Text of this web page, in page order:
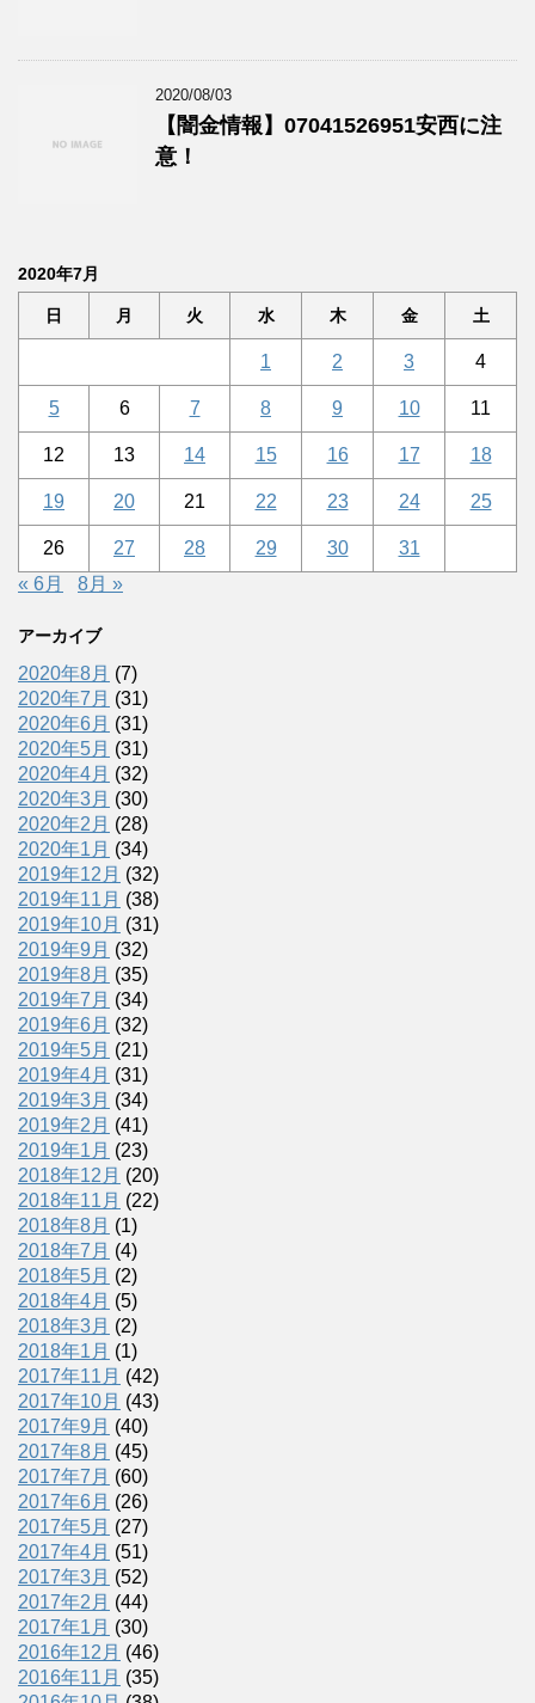
2020/08/03
【闇金情報】07041526951安西に注
意！
2020年7月
日 月 火 水 木 金 土
1 2 3 4
5 6 7 8 9 10 11
12 13 14 15 16 17 18
19 20 21 22 23 24 25
26 27 28 29 30
31
« 6月
8月 »
アーカイブ
2020年8月 (7)
2020年7月 (31)
2020年6月 (31)
2020年5月 (31)
2020年4月 (32)
2020年3月 (30)
2020年2月 (28)
2020年1月 (34)
2019年12月 (32)
2019年11月 (38)
2019年10月 (31)
2019年9月 (32)
2019年8月 (35)
2019年7月 (34)
2019年6月 (32)
2019年5月 (21)
2019年4月 (31)
2019年3月 (34)
2019年2月 (41)
2019年1月 (23)
2018年12月 (20)
2018年11月 (22)
2018年8月 (1)
2018年7月 (4)
2018年5月 (2)
2018年4月 (5)
2018年3月 (2)
2018年1月 (1)
2017年11月 (42)
2017年10月 (43)
2017年9月 (40)
2017年8月 (45)
2017年7月 (60)
2017年6月 (26)
2017年5月 (27)
2017年4月 (51)
2017年3月 (52)
2017年2月 (44)
2017年1月 (30)
2016年12月 (46)
2016年11月 (35)